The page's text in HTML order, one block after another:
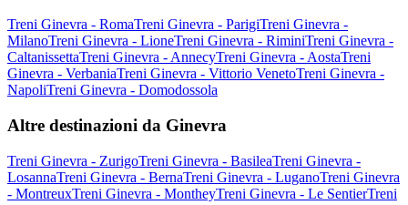
Treni Ginevra - RomaTreni Ginevra - ParigiTreni Ginevra -
MilanoTreni Ginevra - LioneTreni Ginevra - RiminiTreni Ginevra -
CaltanissettaTreni Ginevra - AnnecyTreni Ginevra - AostaTreni
Ginevra - VerbaniaTreni Ginevra - Vittorio VenetoTreni Ginevra -
NapoliTreni Ginevra - Domodossola
Altre destinazioni da Ginevra
Treni Ginevra - ZurigoTreni Ginevra - BasileaTreni Ginevra -
LosannaTreni Ginevra - BernaTreni Ginevra - LuganoTreni Ginevra
- MontreuxTreni Ginevra - MontheyTreni Ginevra - Le SentierTreni